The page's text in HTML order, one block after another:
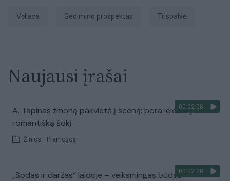
vėliava Gedimino prospektas trispalvė
Naujausi įrašai
00:02:08
A. Tapinas žmoną pakvietė į sceną: pora leidosi į
romantišką šokį
Žinios Pramogos
00:22:28
„Sodas ir daržas“ laidoje – veiksmingas būdas